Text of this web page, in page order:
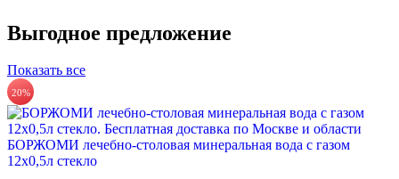
ХВАЛОВСКАЯ Горная минеральная столовая вода 18,9л
735 руб.
67%
Для новых клиентов. Стартовый набор ХВАЛОВСКАЯ
Premium (3х19л)
549 руб1 665 руб
Выгодное предложение
Показать все
20%
БОРЖОМИ лечебно-столовая минеральная вода с газом
12х0,5л стекло